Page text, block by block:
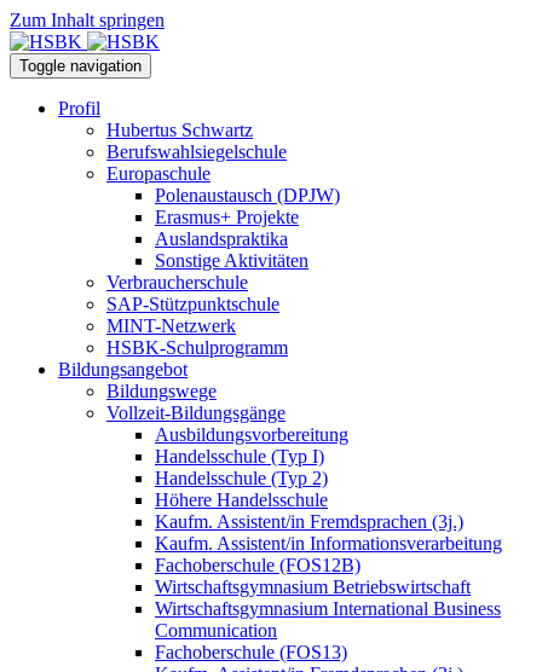
Zum Inhalt springen
Toggle navigation
Profil
Hubertus Schwartz
Berufswahlsiegelschule
Europaschule
Polenaustausch (DPJW)
Erasmus+ Projekte
Auslandspraktika
Sonstige Aktivitäten
Verbraucherschule
SAP-Stützpunktschule
MINT-Netzwerk
HSBK-Schulprogramm
Bildungsangebot
Bildungswege
Vollzeit-Bildungsgänge
Ausbildungsvorbereitung
Handelsschule (Typ I)
Handelsschule (Typ 2)
Höhere Handelsschule
Kaufm. Assistent/in­ Fremdsprachen (3j.)
Kaufm. Assistent/in Informationsverarbeitung
Fachoberschule (FOS12B)
Wirtschaftsgymnasium Betriebswirtschaft
Wirtschaftsgymnasium International Business
Communication
Fachoberschule (FOS13)